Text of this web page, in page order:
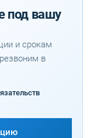
под вашу
и срокам
в